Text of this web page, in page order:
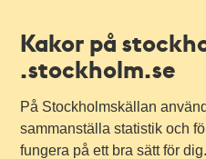
Kakor på
.stockholm.se
På Stockholmskällan
sammanställa statistik och
fungera på ett bra sätt för dig.